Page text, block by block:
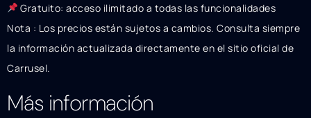
Gratuito: acceso ilimitado a todas las funcionalidades
Nota : Los precios están sujetos a cambios. Consulta siempre
la información actualizada directamente en el sitio oficial de
Carrusel.
Más información